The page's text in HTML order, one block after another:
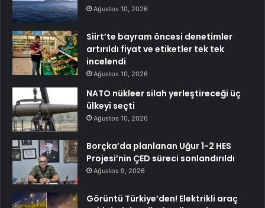
Ağustos 10, 2026
Siirt’te bayram öncesi denetimler
artırıldı fiyat ve etiketler tek tek
incelendi
Ağustos 10, 2026
NATO nükleer silah yerleştireceği üç
ülkeyi seçti
Ağustos 10, 2026
Borçka’da planlanan Uğur 1-2 HES
Projesi’nin ÇED süreci sonlandırıldı
Ağustos 9, 2026
Görüntü Türkiye’den! Elektrikli araç